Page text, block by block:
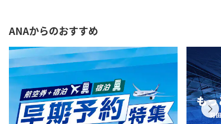
ANAからのおすすめ